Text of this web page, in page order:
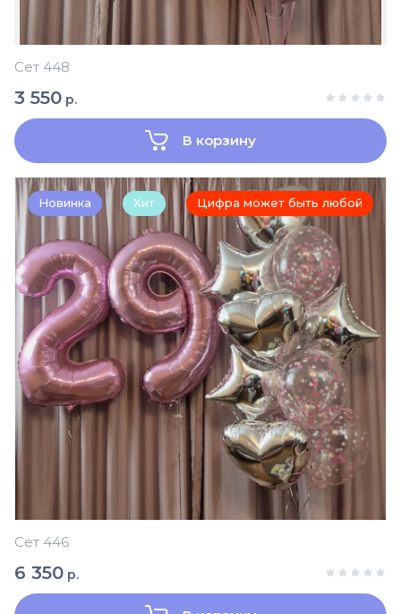
Сет 448
3 550 р.
В корзину
Новинка Хит Цифра может быть любой
Сет 446
6 350 р.